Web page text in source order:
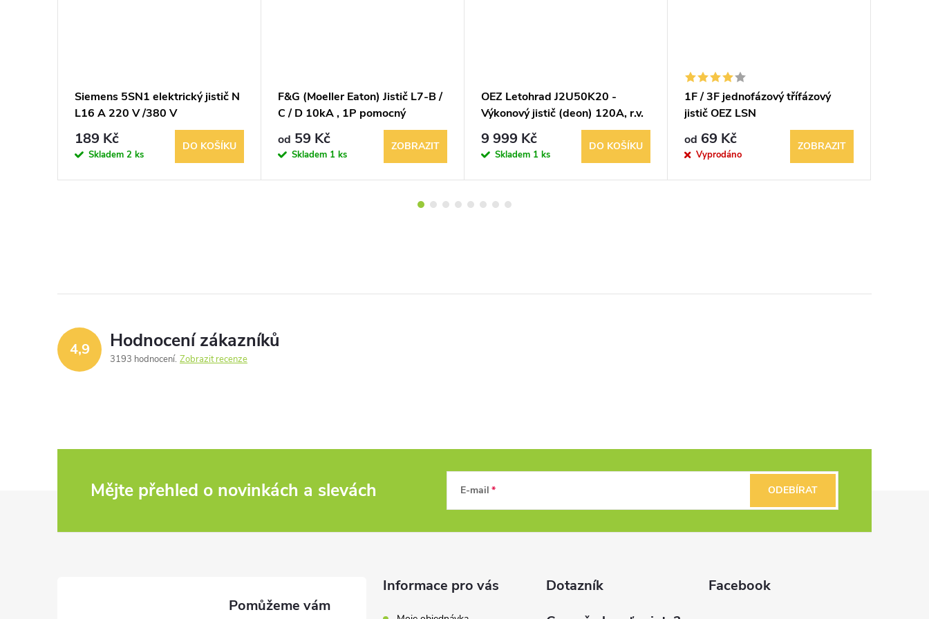
Siemens 5SN1 elektrický jistič N
L16 A 220 V /380 V
189 Kč
Skladem 2 ks
DO KOŠÍKU
F&G (Moeller Eaton) Jistič L7-B /
C / D 10kA , 1P pomocný
kontakt Z7-HK
od 59 Kč
Skladem 1 ks
ZOBRAZIT
OEZ Letohrad J2U50K20 -
Výkonový jistič (deon) 120A, r.v.
1963, retro / průmyslový originál
9 999 Kč
Skladem 1 ks
DO KOŠÍKU
1F / 3F jednofázový třífázový
jistič OEZ LSN
od 69 Kč
Vyprodáno
ZOBRAZIT
4,9 Hodnocení zákazníků
3193 hodnocení Zobrazit recenze
Mějte přehled o novinkách a slevách E-mail ODEBÍRAT
Informace pro vás
Dotazník
Facebook